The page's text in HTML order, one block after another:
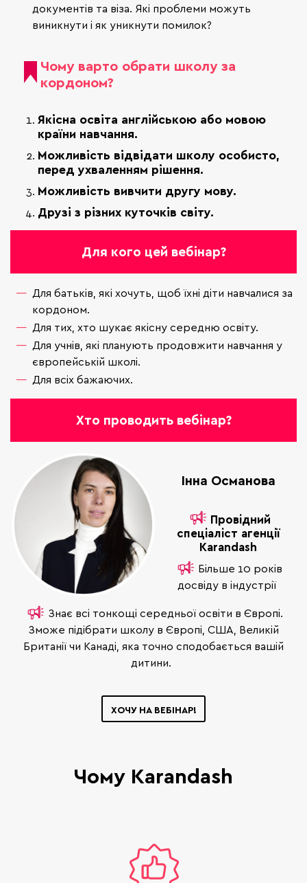
документів та віза. Які проблеми можуть
виникнути і як уникнути помилок?
Чому варто обрати школу за
кордоном?
Якісна освіта англійською або мовою
країни навчання.
Можливість відвідати школу особисто,
перед ухваленням рішення.
Можливість вивчити другу мову.
Друзі з різних куточків світу.
Для кого цей вебінар?
Для батьків, які хочуть, щоб їхні діти навчалися за
кордоном.
Для тих, хто шукає якісну середню освіту.
Для учнів, які планують продовжити навчання у
європейській школі.
Для всіх бажаючих.
Хто проводить вебінар?
Інна Османова
Провідний
спеціаліст агенції
Karandash
Більше 10 років
досвіду в індустрії
Знає всі тонкощі середньої освіти в Європі.
Зможе підібрати школу в Європі, США, Великій
Британії чи Канаді, яка точно сподобається вашій
дитини.
ХОЧУ НА ВЕБІНАР!
Чому Karandash